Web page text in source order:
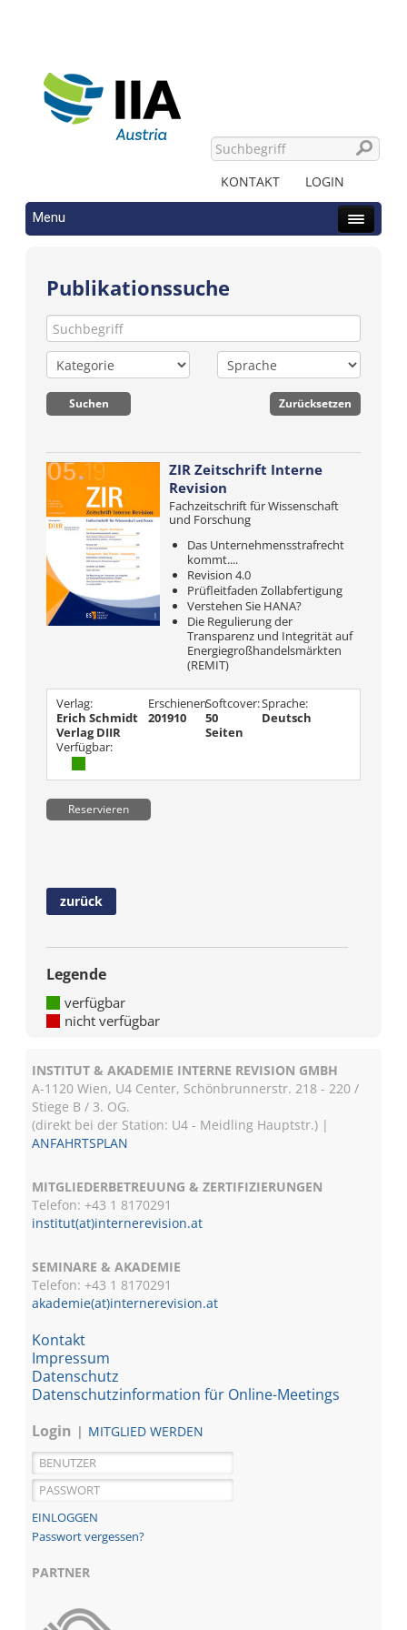
KONTAKT LOGIN
Menu
Publikationssuche
ZIR Zeitschrift Interne
Revision
Fachzeitschrift für Wissenschaft
und Forschung
Das Unternehmensstrafrecht
kommt....
Revision 4.0
Prüfleitfaden Zollabfertigung
Verstehen Sie HANA?
Die Regulierung der
Transparenz und Integrität auf
Energiegroßhandelsmärkten
(REMIT)
Verlag:
Erich Schmidt
Verlag DIIR
Erschienen
201910
Softcover:
50
Seiten
Sprache:
Deutsch
Verfügbar:
Reservieren
zurück
Legende
verfügbar
nicht verfügbar
INSTITUT & AKADEMIE INTERNE REVISION GMBH
A-1120 Wien, U4 Center, Schönbrunnerstr. 218 - 220 /
Stiege B / 3. OG.
(direkt bei der Station: U4 - Meidling Hauptstr.) |
ANFAHRTSPLAN
MITGLIEDERBETREUUNG & ZERTIFIZIERUNGEN
Telefon: +43 1 8170291
institut(at)internerevision.at
SEMINARE & AKADEMIE
Telefon: +43 18170291
akademie(at)internerevision.at
Kontakt
Impressum
Datenschutz
Datenschutzinformation für Online-Meetings
Login
MITGLIED WERDEN
Passwort vergessen?
PARTNER